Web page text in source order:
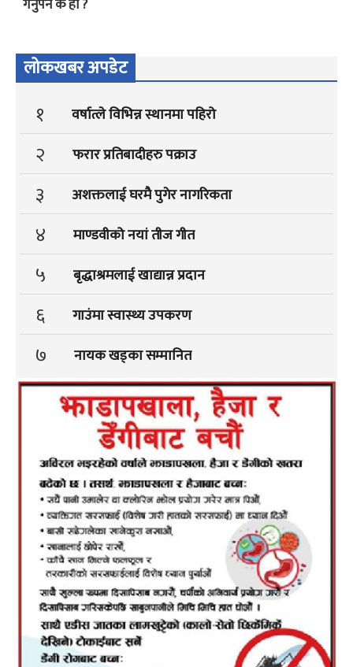
गर्नुपर्ने के हो ?
लोकखबर अपडेट
१ वर्षात्ले विभिन्न स्थानमा पहिरो
२ फरार प्रतिबादीहरु पक्राउ
३ अशक्तलाई घरमै पुगेर नागरिकता
४ माण्डवीको नयां तीज गीत
५ बृद्धाश्रमलाई खाद्यान्न प्रदान
६ गाउंमा स्वास्थ्य उपकरण
७ नायक खड्का सम्मानित